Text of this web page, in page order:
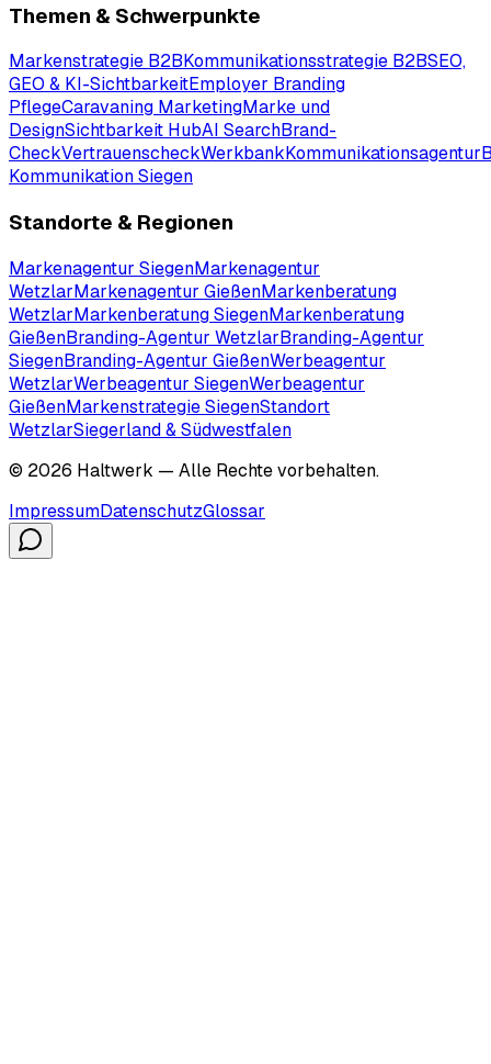
Themen & Schwerpunkte
Markenstrategie B2BKommunikationsstrategie B2BSEO,
GEO & KI-SichtbarkeitEmployer Branding
PflegeCaravaning MarketingMarke und
DesignSichtbarkeit HubAI SearchBrand-
CheckVertrauenscheckWerkbankKommunikationsagentur
Kommunikation Siegen
Standorte & Regionen
Markenagentur SiegenMarkenagentur
WetzlarMarkenagentur GießenMarkenberatung
WetzlarMarkenberatung SiegenMarkenberatung
GießenBranding-Agentur WetzlarBranding-Agentur
SiegenBranding-Agentur GießenWerbeagentur
WetzlarWerbeagentur SiegenWerbeagentur
GießenMarkenstrategie SiegenStandort
WetzlarSiegerland & Südwestfalen
© 2026 Haltwerk — Alle Rechte vorbehalten.
ImpressumDatenschutzGlossar